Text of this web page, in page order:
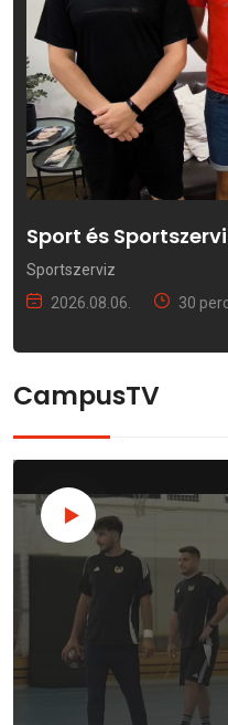
Sport és
Sportszerviz
2026.08.06.
30
CampusTV